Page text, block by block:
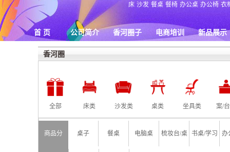
香河圈
全部 床类 沙发类 桌类 坐具类 案/
商品分 桌子 餐桌 电脑桌 梳妆台/桌 书桌/学习 办